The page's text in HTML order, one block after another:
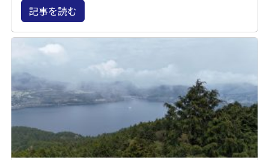
記事を読む